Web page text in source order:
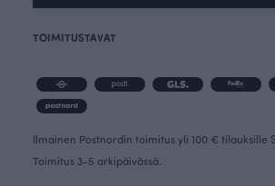
TOIMITUSTAVAT
Ilmainen Postnordin toimitus yli 100 € tilauksille
Toimitus 3-5 arkipäivässä.